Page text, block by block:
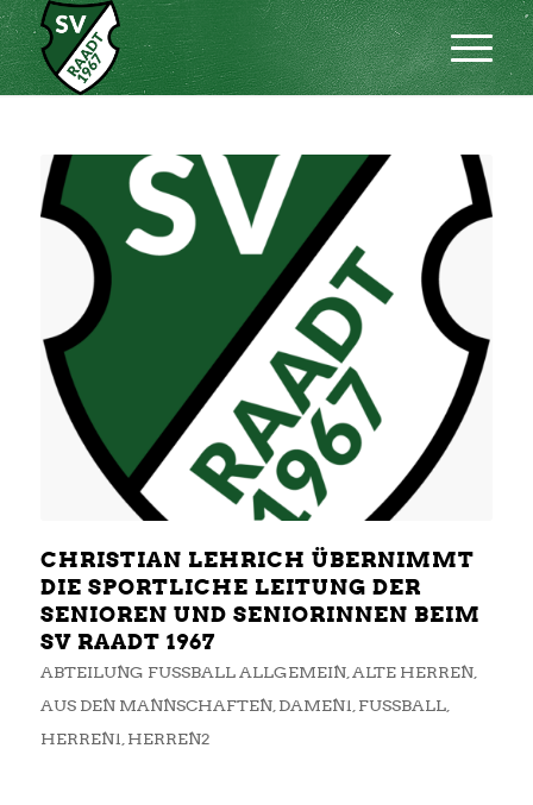
CHRISTIAN LEHRICH ÜBERNIMMT
DIE SPORTLICHE LEITUNG DER
SENIOREN UND SENIORINNEN BEIM
SV RAADT 1967
ABTEILUNG FUSSBALL ALLGEMEIN , ALTE HERREN,
AUS DEN MANNSCHAFTEN, DAMEN1 FUSSBALL ,
HERREN1 HERREN2